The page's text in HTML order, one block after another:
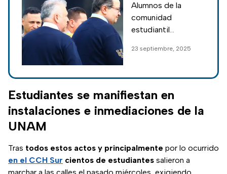
Leonardo
Lomelí por lo
CCH Sur
Alumnos de la
comunidad
estudiantil
Rectoría de la
para exigir
seguridad tras los
hechos ocurridos
ayer en el CCH Sur.
23 septiembre, 2025
Estudiantes se manifiestan en
instalaciones e inmediaciones de la
UNAM
Tras todos estos actos y principalmente por lo ocurrido
en el CCH Sur cientos de estudiantes salieron a